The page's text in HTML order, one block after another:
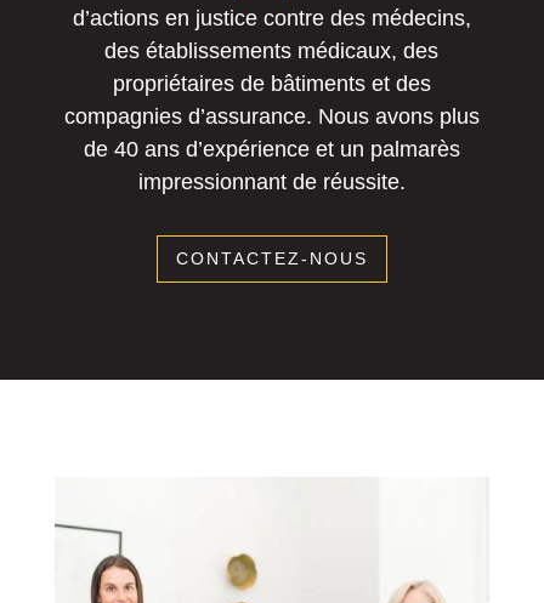
d’actions en justice contre des médecins,
des établissements médicaux, des
propriétaires de bâtiments et des
compagnies d’assurance. Nous avons plus
de 40 ans d’expérience et un palmarès
impressionnant de réussite.
CONTACTEZ-NOUS